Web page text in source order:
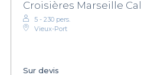
5 - 230 pers.
Vieux-Port
Sur devis